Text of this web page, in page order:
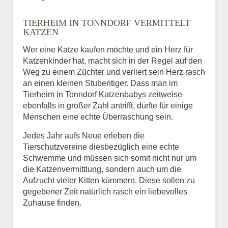
BILD HOCHLADEN
Vermisst seit
Ort des Verschwindens
TIERHEIM IN TONNDORF VERMITTELT
KATZEN
Wer eine Katze kaufen möchte und ein Herz für
Katzenkinder hat, macht sich in der Regel auf den
Weg zu einem Züchter und verliert sein Herz rasch
an einen kleinen Stubentiger. Dass man im
Tierheim in Tonndorf Katzenbabys zeitweise
ebenfalls in großer Zahl antrifft, dürfte für einige
Menschen eine echte Überraschung sein.
Jedes Jahr aufs Neue erleben die
Tierschutzvereine diesbezüglich eine echte
Schwemme und müssen sich somit nicht nur um
die Katzenvermittlung, sondern auch um die
Aufzucht vieler Kitten kümmern. Diese sollen zu
gegebener Zeit natürlich rasch ein liebevolles
Zuhause finden.